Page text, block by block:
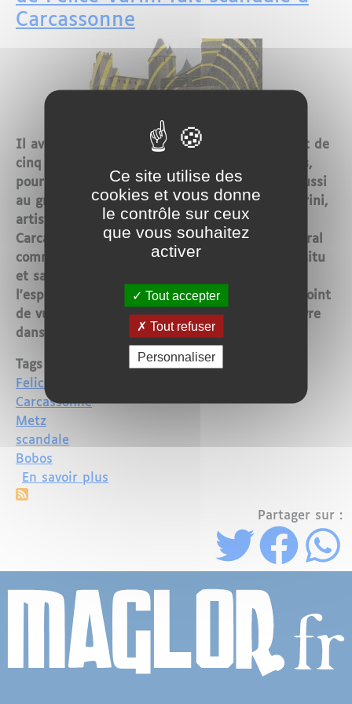
Carcassonne
Il avait déjà sévi à Metz, en 2009, en bariolant de
cinq élipses les immeubles de la place d'Armes,
pour le plaisir de certains spectateurs, mais aussi
au grand dam de beaucoup d'autres. Felice Varini,
artiste suisse, réédite sa pratique à
Carcassone. L'artiste utilise l'espace architectural
comme support de sa peinture. Il travaille in situ
et sa peinture évolue toujours en fonction de
l'espace donné. Il est toujours question d'un point
de vue, que l'artiste choisi pour créer son oeuvre
dans l'espace.
Tags
Felice Varini
Carcassonne
Metz
scandale
Bobos
En savoir plus
Partager sur :
Ce site utilise des
cookies et vous donne
le contrôle sur ceux
que vous souhaitez
activer
Tout accepter
Tout refuser
Personnaliser